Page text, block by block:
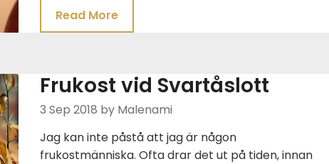
Read More
Frukost vid Svartåslott
3 Sep 2018 by Malenami
Jag kan inte påstå att jag är någon
frukostmänniska. Ofta drar det ut på tiden, innan